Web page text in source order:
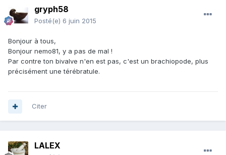
gryph58
Posté(e) 6 juin 2015
Bonjour à tous,
Bonjour nemo81, y a pas de mal !
Par contre ton bivalve n'en est pas, c'est un brachiopode, plus
précisément une térébratule.
Citer
LALEX